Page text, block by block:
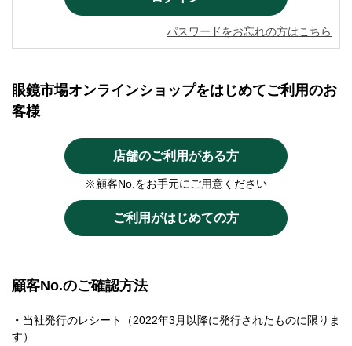
パスワードをお忘れの方はこちら
眼鏡市場オンラインショップをはじめてご利用のお
客様
店舗のご利用がある方
※顧客No.をお手元にご用意ください
ご利用がはじめての方
顧客No.のご確認方法
・当社発行のレシート（2022年3月以降に発行されたものに限りま
す）